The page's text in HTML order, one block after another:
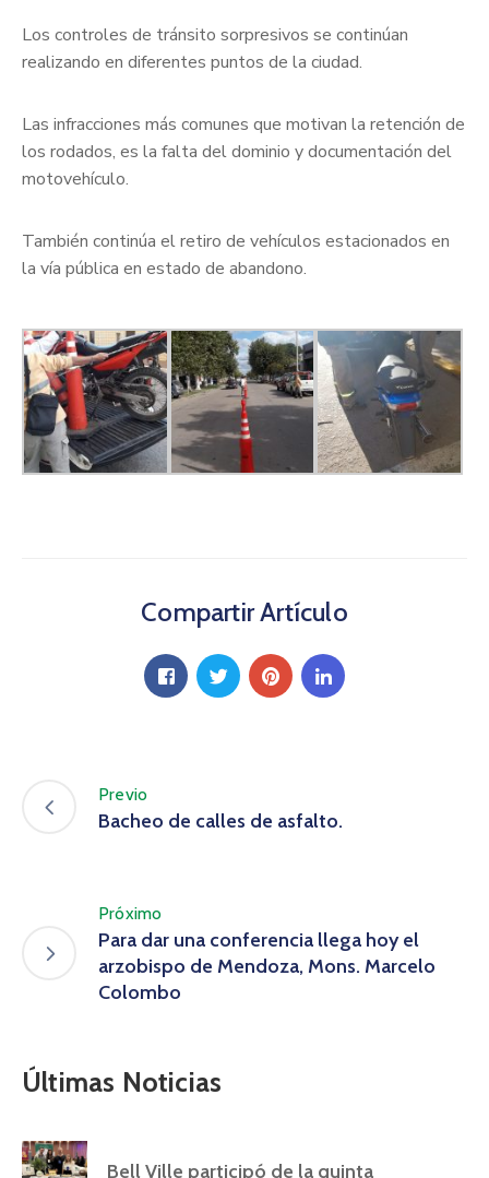
Los controles de tránsito sorpresivos se continúan
realizando en diferentes puntos de la ciudad.
Las infracciones más comunes que motivan la retención de
los rodados, es la falta del dominio y documentación del
motovehículo.
También continúa el retiro de vehículos estacionados en
la vía pública en estado de abandono.
Compartir Artículo
Previo
Bacheo de calles de asfalto.
Próximo
Para dar una conferencia llega hoy el
arzobispo de Mendoza, Mons. Marcelo
Colombo
Últimas Noticias
Bell Ville participó de la quinta